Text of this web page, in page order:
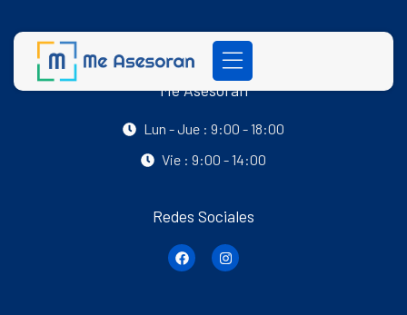
Me Asesoran
Lun - Jue : 9:00 - 18:00
Vie : 9:00 - 14:00
Redes Sociales